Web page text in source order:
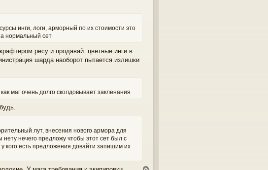
инги, логи, арморный по их стоимости это
нормальный сет
ресу и продавай. цветные инги в
шарда наоборот пытается излишки
маг очень долго сколдовывает закленания
лут, внесения нового армора для
нечего предложу чтобы этот сет был с
есть предложения довайти запишим их